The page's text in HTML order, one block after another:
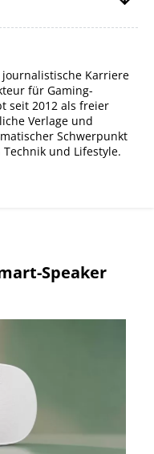
Karriere
für Gaming-
seit 2012 als freier
Verlage und
Schwerpunkt
und Lifestyle.
Speaker